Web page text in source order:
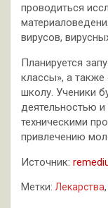
проводиться
вирусов,
Планируется
классы», а
школу. Ученики
деятельностью
техническими
привлечению
Источник:
Метки: Лекарства,